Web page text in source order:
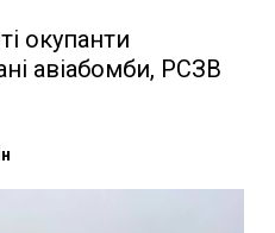
окупанти
авіабомби, РСЗВ